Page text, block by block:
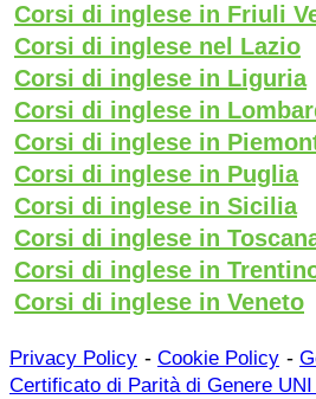
Corsi di inglese in Friuli
Corsi di inglese nel Lazio
Corsi di inglese in Liguria
Corsi di inglese in
Corsi di inglese in
Corsi di inglese in Puglia
Corsi di inglese in Sicilia
Corsi di inglese in
Corsi di inglese in
Corsi di inglese in Veneto
Privacy Policy - Cookie Policy -
Certificato di Parità di Genere